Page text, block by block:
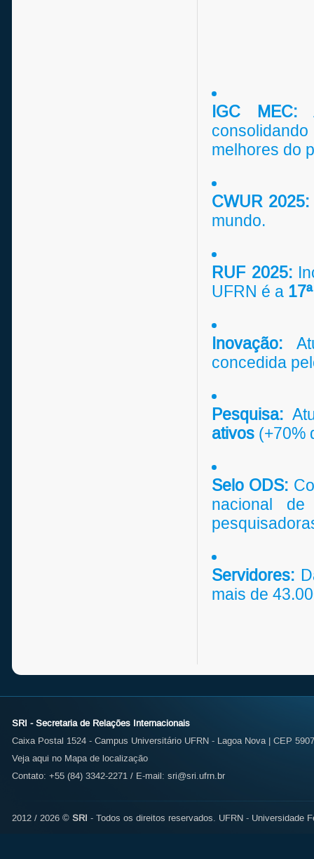
IGC MEC:
melhores do
CWUR 2025:
mundo.
RUF 2025:
UFRN é a
Inovação:
concedida
Pesquisa:
ativos (+70%
Selo ODS:
nacional
Servidores:
mais de
SRI - Secretaria de Relações Internacionais
Caixa Postal 1524 - Campus Universitário UFRN - Lagoa Nova | CEP
Veja aqui no Mapa de localização
Contato: +55 (84) 3342-2271 / E-mail: sri@sri.ufrn.br
2012 / 2026 © SRI - Todos os direitos reservados. UFRN - Universidade